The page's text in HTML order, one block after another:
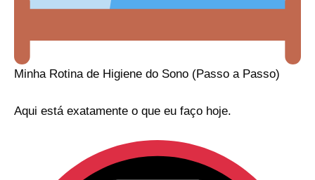
Minha Rotina de Higiene do Sono (Passo a Passo)
Aqui está exatamente o que eu faço hoje.